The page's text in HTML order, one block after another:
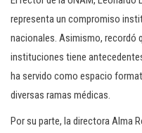
representa un compromiso
nacionales. Asimismo, recordó
instituciones tiene
ha servido como espacio
diversas ramas médicas.
Por su parte, la directora Alma